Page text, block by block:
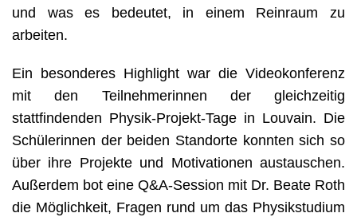
und was es bedeutet, in einem Reinraum zu
arbeiten.
Ein besonderes Highlight war die Videokonferenz
mit den Teilnehmerinnen der gleichzeitig
stattfindenden Physik-Projekt-Tage in Louvain. Die
Schülerinnen der beiden Standorte konnten sich so
über ihre Projekte und Motivationen austauschen.
Außerdem bot eine Q&A-Session mit Dr. Beate Roth
die Möglichkeit, Fragen rund um das Physikstudium